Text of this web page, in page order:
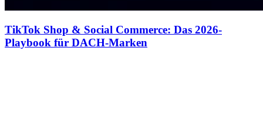
TikTok Shop & Social Commerce: Das 2026-
Playbook für DACH-Marken